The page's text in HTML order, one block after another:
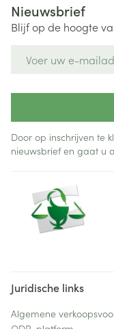
Nieuwsbrief
Blijf op de hoogte
Door op inschrijven te
nieuwsbrief en gaat u
Juridische links
Algemene